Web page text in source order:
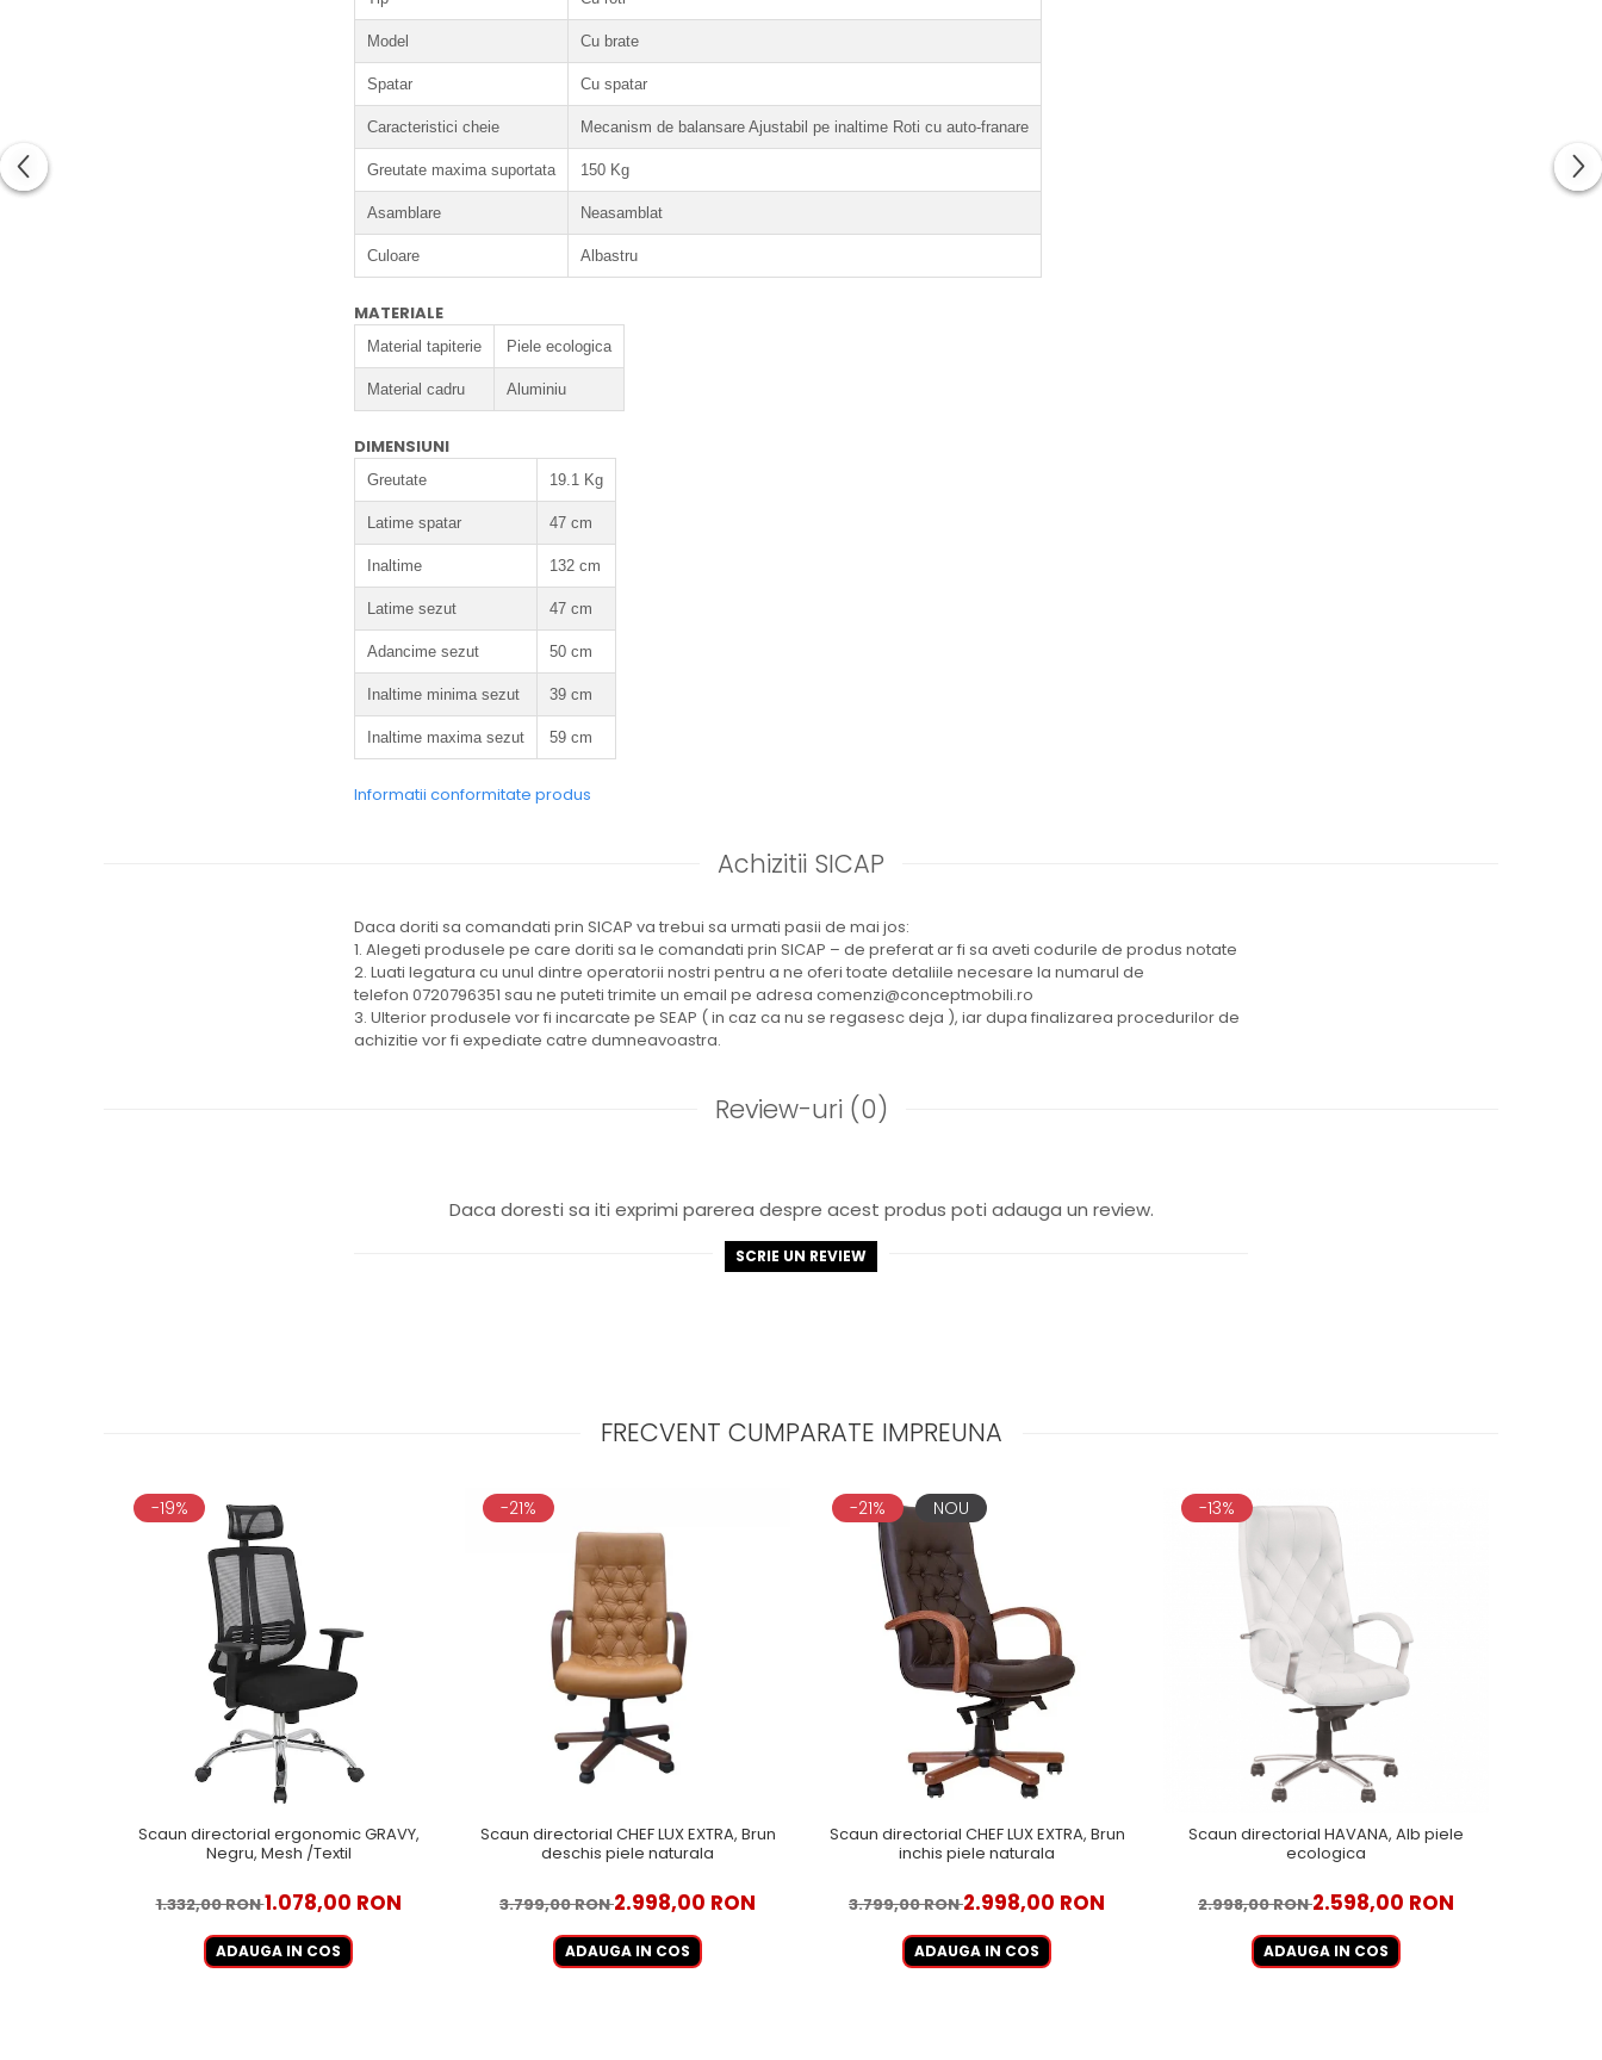
Model Cu brate
Spatar Cu spatar
Caracteristici cheie Mecanism de balansare Ajustabil pe inaltime Roti cu auto-franare
Greutate maxima suportata 150 Kg
Asamblare Neasamblat
Culoare Albastru
MATERIALE
Material tapiterie Piele ecologica
Material cadru Aluminiu
DIMENSIUNI
Greutate 19.1 Kg
Latime spatar 47 cm
Inaltime 132 cm
Latime sezut 47 cm
Adancime sezut 50 cm
Inaltime minima sezut 39 cm
Inaltime maxima sezut 59 cm
Informatii conformitate produs
Achizitii SICAP
Daca doriti sa comandati prin SICAP va trebui sa urmati pasii de mai jos:
1. Alegeti produsele pe care doriti sa le comandati prin SICAP – de preferat ar fi sa aveti codurile de produs notate
2. Luati legatura cu unul dintre operatorii nostri pentru a ne oferi toate detaliile necesare la numarul de
telefon 0720796351 sau ne puteti trimite un email pe adresa comenzi@conceptmobili.ro
3. Ulterior produsele vor fi incarcate pe SEAP ( in caz ca nu se regasesc deja ), iar dupa finalizarea procedurilor de
achizitie vor fi expediate catre dumneavoastra.
Review-uri (0)
Daca doresti sa iti exprimi parerea despre acest produs poti adauga un review.
SCRIE UN REVIEW
FRECVENT CUMPARATE IMPREUNA
-19%
Scaun directorial ergonomic GRAVY,
Negru, Mesh /Textil
1.332,00 RON1.078,00 RON
ADAUGA IN COS
-21%
Scaun directorial CHEF LUX EXTRA, Brun
deschis piele naturala
3.799,00 RON2.998,00 RON
ADAUGA IN COS
-21% NOU
Scaun directorial CHEF LUX EXTRA, Brun
inchis piele naturala
3.799,00 RON2.998,00 RON
ADAUGA IN COS
-13%
Scaun directorial HAVANA, Alb piele
ecologica
2.998,00 RON2.598,00 RON
ADAUGA IN COS